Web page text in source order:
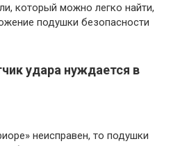
который можно легко найти,
подушки безопасности
удара нуждается в
неисправен, то подушки